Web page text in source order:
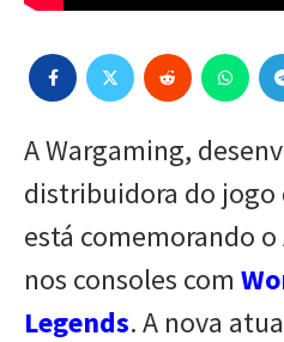
A Wargaming,
distribuidora do jogo
está comemorando
nos consoles com
Legends. A nova